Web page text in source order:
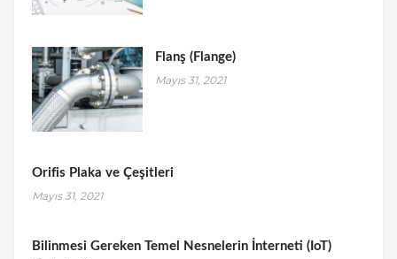
Flanş (Flange)
Mayıs 31, 2021
Orifis Plaka ve Çeşitleri
Mayıs 31, 2021
Bilinmesi Gereken Temel Nesnelerin İnterneti (IoT)